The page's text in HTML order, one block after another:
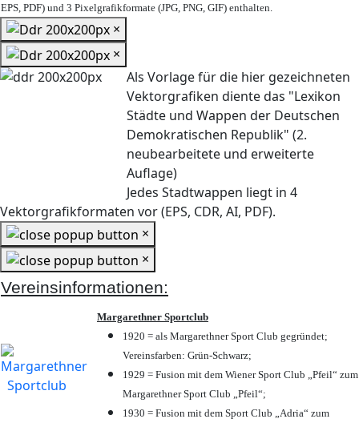
EPS, PDF) und 3 Pixelgrafikformate (JPG, PNG, GIF) enthalten.
×
×
Als Vorlage für die hier gezeichneten
Vektorgrafiken diente das "Lexikon
Städte und Wappen der Deutschen
Demokratischen Republik" (2.
neubearbeitete und erweiterte
Auflage)
Jedes Stadtwappen liegt in 4
Vektorgrafikformaten vor (EPS, CDR, AI, PDF).
×
×
Vereinsinformationen:
Margarethner Sportclub
1920 = als Margarethner Sport Club gegründet;
Vereinsfarben: Grün-Schwarz;
1929 = Fusion mit dem Wiener Sport Club „Pfeil“ zum
Margarethner Sport Club „Pfeil“;
1930 = Fusion mit dem Sport Club „Adria“ zum